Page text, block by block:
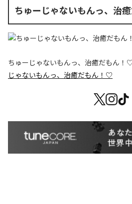
ちゅーじゃないもんっ、治
ちゅーじゃないもんっ、治癒だもん！
じゃないもんっ、治癒だもん！♡